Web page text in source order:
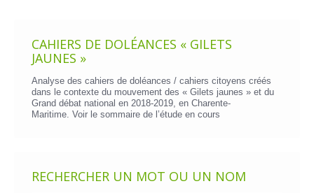
CAHIERS DE DOLÉANCES « GILETS
JAUNES »
Analyse des cahiers de doléances / cahiers citoyens créés
dans le contexte du mouvement des « Gilets jaunes » et du
Grand débat national en 2018-2019, en Charente-
Maritime. Voir le sommaire de l’étude en cours
RECHERCHER UN MOT OU UN NOM